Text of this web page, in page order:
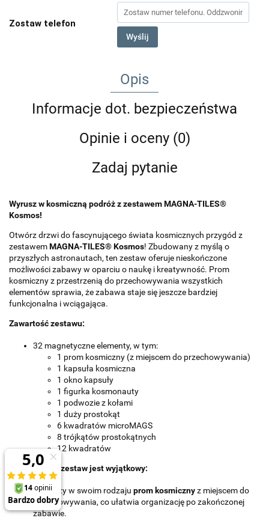
Zostaw telefon
Wyślij
Opis
Informacje dot. bezpieczeństwa
Opinie i oceny (0)
Zadaj pytanie
Wyrusz w kosmiczną podróż z zestawem MAGNA-TILES®
Kosmos!
Otwórz drzwi do fascynującego świata kosmicznych przygód z
zestawemMAGNA-TILES® Kosmos! Zbudowany z myślą o
przyszłych astronautach, ten zestaw oferuje nieskończone
możliwości zabawy w oparciu o naukę i kreatywność. Prom
kosmiczny z przestrzenią do przechowywania wszystkich
elementów sprawia, że zabawa staje się jeszcze bardziej
funkcjonalna i wciągająca.
Zawartość zestawu:
32 magnetyczne elementy, w tym:
1 prom kosmiczny (z miejscem do przechowywania)
1 kapsuła kosmiczna
1 okno kapsuły
1 figurka kosmonauty
1 podwozie z kołami
1 duży prostokąt
6 kwadratów microMAGS
8 trójkątów prostokątnych
12 kwadratów
Dlaczego ten zestaw jest wyjątkowy:
Pierwszy w swoim rodzaju prom kosmicznyz miejscem do
przechowywania, co ułatwia organizację po zakończonej
zabawie.